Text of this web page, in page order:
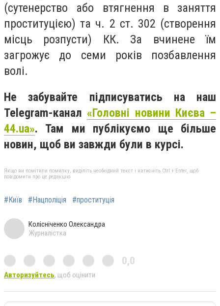
(сутенерство або втягнення в заняття
проституцією) та ч. 2 ст. 302 (створення
місць розпусти) КК. За вчинене їм
загрожує до семи років позбавлення
волі.
Не забувайте підписуватись на наш
Telegram-канал «Головні новини Києва –
44.ua». Там ми публікуємо ще більше
новин, щоб ви завжди були в курсі.
Якщо ви помітили помилку, виділіть необхідний текст і натисніть Ctrl + Enter, щоб
повідомити про це редакцію
#Київ #Нацполіція #проституція
Колісніченко Олександра
Журналістка
0,0
Авторизуйтесь, щоб оцінити